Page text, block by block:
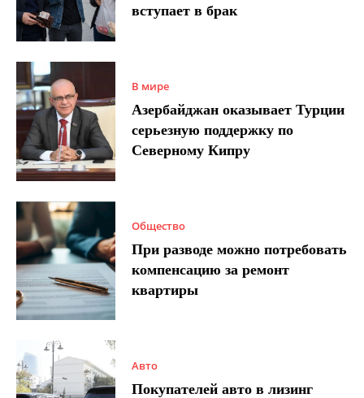
вступает в брак
В мире
Азербайджан оказывает Турции
серьезную поддержку по
Северному Кипру
Общество
При разводе можно потребовать
компенсацию за ремонт
квартиры
Авто
Покупателей авто в лизинг